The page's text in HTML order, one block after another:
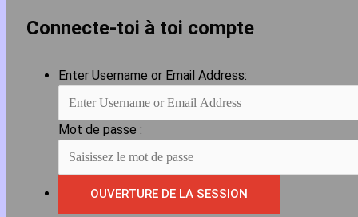
Connecte-toi à toi compte
Enter Username or Email Address:
Mot de passe :